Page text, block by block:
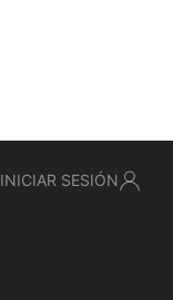
INICIAR SESIÓN